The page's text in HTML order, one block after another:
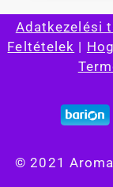
Adatkezelési
Feltételek |
© 2021